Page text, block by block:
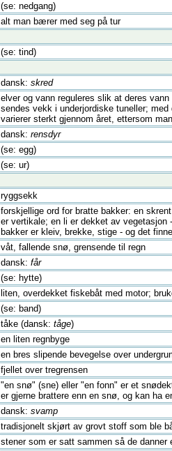
(se: nedgang)
alt man bærer med seg på tur
(se: tind)
dansk: skred
elver og vann reguleres slik at deres
sendes vekk i underjordiske tuneller;
varierer sterkt gjennom året, ettersom
dansk: rensdyr
(se: egg)
(se: ur)
ryggsekk
forskjellige ord for bratte bakker: en
er vertikale; en li er dekket av
bakker er kleiv, brekke, stige - og det
våt, fallende snø, grensende til regn
dansk: får
(se: hytte)
liten, overdekket fiskebåt med motor;
(se: band)
tåke (dansk: tåge)
en liten regnbyge
en bres slipende bevegelse over
fjellet over tregrensen
"en snø" (sne) eller "en fonn" er et
er gjerne brattere enn en snø, og kan ha
dansk: svamp
tradisjonelt skjørt av grovt stoff som ble
stener som er satt sammen så de danner